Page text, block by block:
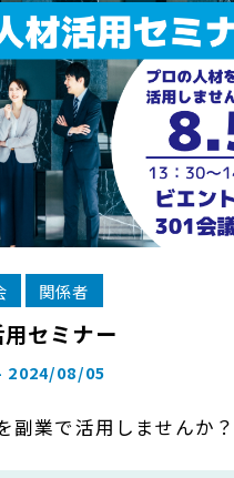
関係者
セミナー
2024/08/05
副業で活用しませんか？